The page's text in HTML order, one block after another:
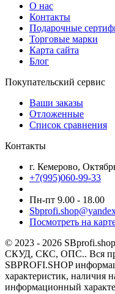
О нас
Контакты
Подарочные
Торговые марки
Карта сайта
Блог
Покупательский сервис
Ваши заказы
Отложенные
Список сравнения
Контакты
г. Кемерово,
+7(995)060-99-33
Пн-пт 9.00 - 18.00
Посмотреть на
© 2023 - 2026
СКУД, СКС, ОПС.. Вся
SBPROFI.SHOP
характеристик, наличия
информационный